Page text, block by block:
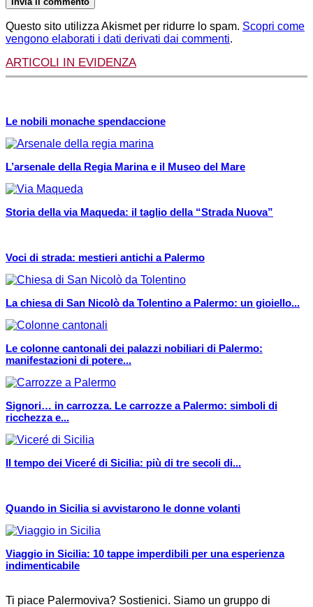
Questo sito utilizza Akismet per ridurre lo spam. Scopri come
vengono elaborati i dati derivati dai commenti.
ARTICOLI IN EVIDENZA
Le nobili monache spendaccione
L’arsenale della Regia Marina e il Museo del Mare
Storia della via Maqueda: il taglio della “Strada Nuova”
Voci di strada: mestieri antichi a Palermo
La chiesa di San Nicolò da Tolentino a Palermo: un gioiello...
Le colonne cantonali dei palazzi nobiliari di Palermo:
manifestazioni di potere...
Signori… in carrozza. Le carrozze a Palermo: simboli di
ricchezza e...
Il tempo dei Viceré di Sicilia: più di tre secoli di...
Quando in Sicilia si avvistarono le donne volanti
Viaggio in Sicilia: 10 tappe imperdibili per una esperienza
indimenticabile
Ti piace Palermoviva? Sostienici. Siamo un gruppo di